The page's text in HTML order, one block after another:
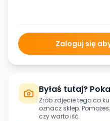
Zaloguj się
Byłaś tutaj?
Zrób zdjęcie tego co
oznacz sklep.
czy warto iść.